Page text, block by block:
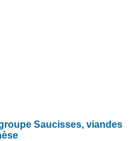
Saucisses, viandes